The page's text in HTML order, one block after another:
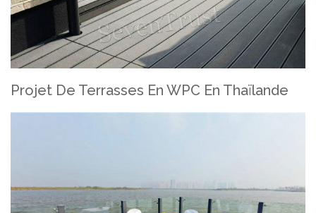
Projet De Terrasses En WPC En Thaïlande